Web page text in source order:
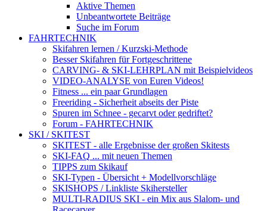
Aktive Themen
Unbeantwortete Beiträge
Suche im Forum
FAHRTECHNIK
Skifahren lernen / Kurzski-Methode
Besser Skifahren für Fortgeschrittene
CARVING- & SKI-LEHRPLAN mit Beispielvideos
VIDEO-ANALYSE von Euren Videos!
Fitness ... ein paar Grundlagen
Freeriding - Sicherheit abseits der Piste
Spuren im Schnee - gecarvt oder gedriftet?
Forum - FAHRTECHNIK
SKI / SKITEST
SKITEST - alle Ergebnisse der großen Skitests
SKI-FAQ ... mit neuen Themen
TIPPS zum Skikauf
SKI-Typen - Übersicht + Modellvorschläge
SKISHOPS / Linkliste Skihersteller
MULTI-RADIUS SKI - ein Mix aus Slalom- und